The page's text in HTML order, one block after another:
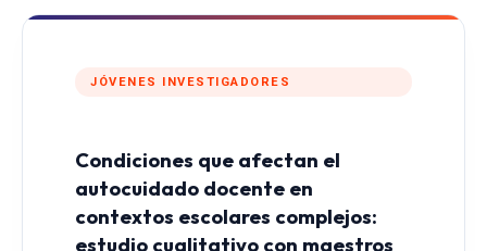
JÓVENES INVESTIGADORES
Condiciones que afectan el
autocuidado docente en
contextos escolares complejos:
estudio cualitativo con maestros